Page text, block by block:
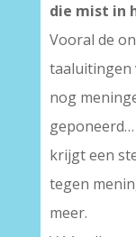
die mist in
Vooral de
taaluitingen
nog
krijgt een
tegen
meer.